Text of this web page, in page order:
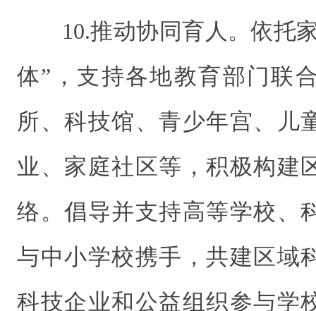
10.推动协同育人。依托
体”，支持各地教育部门联
所、科技馆、青少年宫、儿
业、家庭社区等，积极构建
络。倡导并支持高等学校、
与中小学校携手，共建区域
科技企业和公益组织参与学